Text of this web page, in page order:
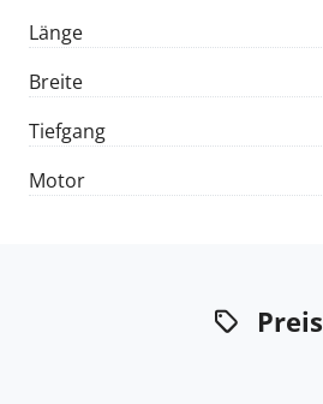
Länge
Breite
Tiefgang
Motor
Preis